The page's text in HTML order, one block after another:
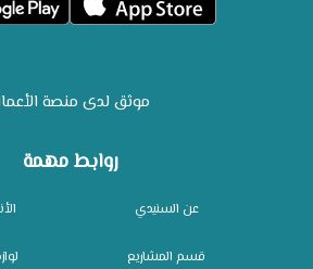
روابط مهمة
عن السنيدي
قسم المشاريع
موثق لدى منصة